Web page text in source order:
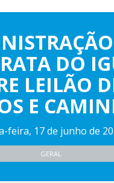
DO
LEILÃO
E
feira, 17 de junho de
GERAL